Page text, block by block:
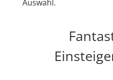
Auswahl.